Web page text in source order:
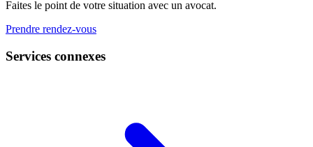
Faites le point de votre situation avec un avocat.
Prendre rendez-vous
Services connexes